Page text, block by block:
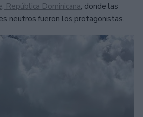
República Dominicana, donde las
neutros fueron los protagonistas.